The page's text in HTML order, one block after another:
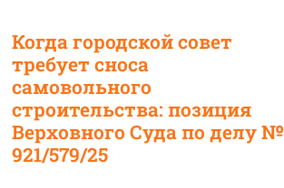
Когда городской совет
требует сноса
самовольного
строительства: позиция
Верховного Суда по делу №
921/579/25